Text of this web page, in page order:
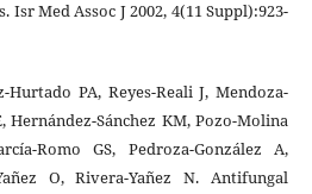
Med Assoc J 2002, 4(11 Suppl):923-
Hurtado PA, Reyes-Reali J, Mendoza-
Hernández-Sánchez KM, Pozo-Molina
Romo GS, Pedroza-González A,
O, Rivera-Yañez N. Antifungal